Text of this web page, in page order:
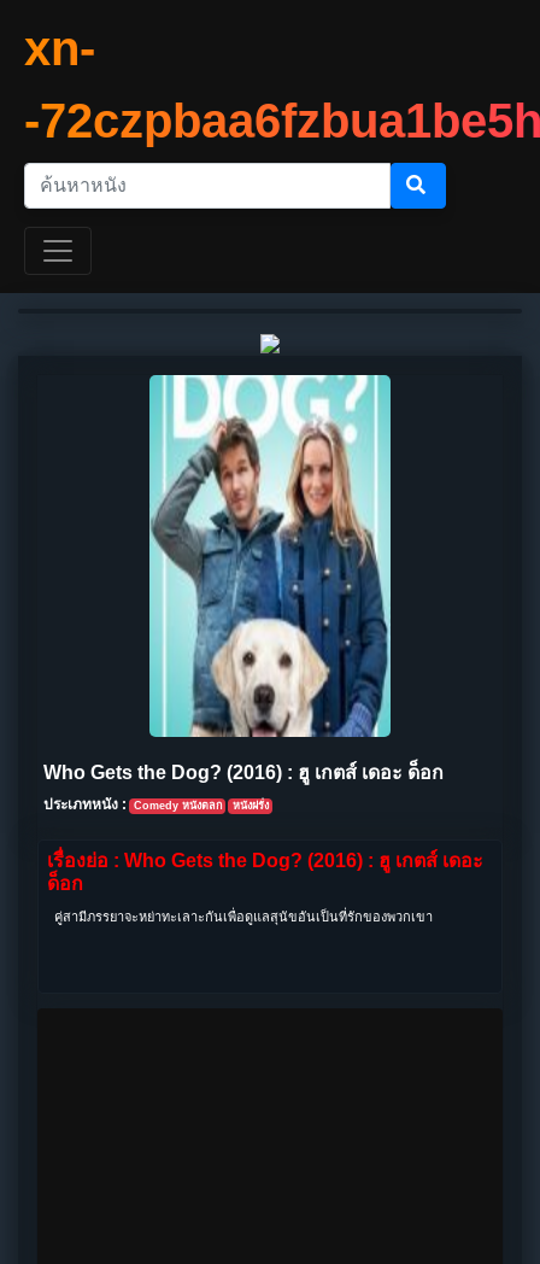
xn-
-
Who Gets the Dog? (2016) : ฮู เกตส์ เดอะ ด็อก
ประเภทหนัง : Comedy หนังตลก หนังฝรั่ง
เรื่องย่อ : Who Gets the Dog? (2016) : ฮู เกตส์ เดอะ
ด็อก
คู่สามีภรรยาจะหย่าทะเลาะกันเพื่อดูแลสุนัขอันเป็นที่รักของพวกเขา